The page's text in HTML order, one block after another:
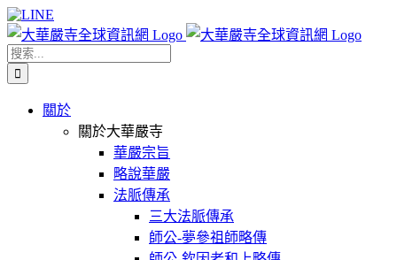
Skip
to
content
Facebook
X
WeChat
YouTube
LINE
搜
索
關於
關於大華嚴寺
華嚴宗旨
略說華嚴
法脈傳承
三大法脈傳承
師公-夢參祖師略傳